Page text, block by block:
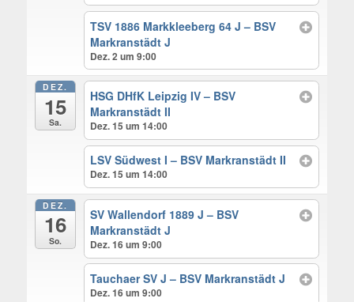
TSV 1886 Markkleeberg 64 J – BSV
Markranstädt J
Dez. 2 um 9:00
DEZ.
15
Sa.
HSG DHfK Leipzig IV – BSV
Markranstädt II
Dez. 15 um 14:00
LSV Südwest I – BSV Markranstädt II
Dez. 15 um 14:00
DEZ.
16
So.
SV Wallendorf 1889 J – BSV
Markranstädt J
Dez. 16 um 9:00
Tauchaer SV J – BSV Markranstädt J
Dez. 16 um 9:00